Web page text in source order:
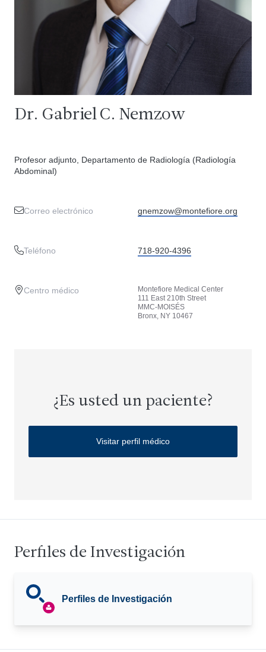
Dr. Gabriel C. Nemzow
Profesor adjunto, Departamento de Radiología (Radiología
Abdominal)
Correo electrónico gnemzow@montefiore.org
Teléfono 718-920-4396
Centro médico
Montefiore Medical Center
111 East 210th Street
MMC-MOISÉS
Bronx, NY 10467
¿Es usted un paciente?
Visitar perfil médico
Perfiles de Investigación
Perfiles de Investigación